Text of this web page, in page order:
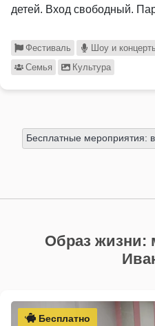
детей. Вход свободный.
Фестиваль Шоу и
Семья
Культура
Бесплатные мероприятия:
Образ жизни:
Бесплатно